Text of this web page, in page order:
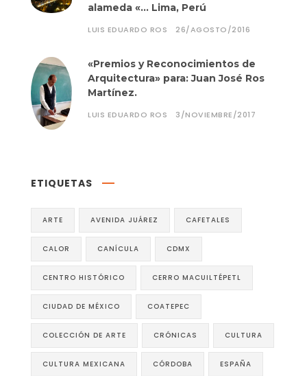
alameda «… Lima, Perú
LUIS EDUARDO ROS 26/AGOSTO/2016
«Premios y Reconocimientos de
Arquitectura» para: Juan José Ros
Martínez.
LUIS EDUARDO ROS 3/NOVIEMBRE/2017
ETIQUETAS
ARTE AVENIDA JUÁREZ CAFETALES
CALOR CANÍCULA CDMX
CENTRO HISTÓRICO CERRO MACUILTÉPETL
CIUDAD DE MÉXICO COATEPEC
COLECCIÓN DE ARTE CRÓNICAS CULTURA
CULTURA MEXICANA CÓRDOBA ESPAÑA